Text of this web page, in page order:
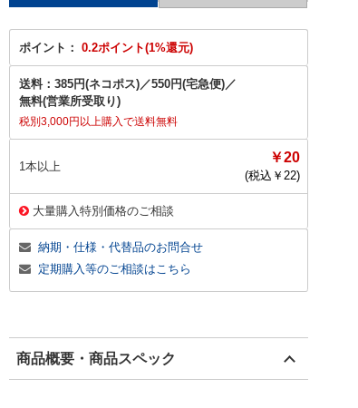
ポイント： 0.2ポイント(1%還元)
送料： 385円(ネコポス)／550円(宅急便)／
無料(営業所受取り)
税別3,000円以上購入で送料無料
1本以上
￥20
(税込￥ 22)
大量購入特別価格のご相談
納期・仕様・代替品のお問合せ
定期購入等のご相談はこちら
商品概要・商品スペック